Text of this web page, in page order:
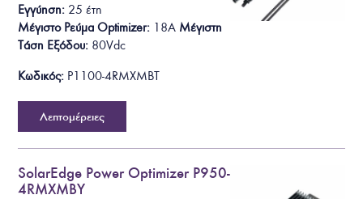
Εγγύηση: 25 έτη
Μέγιστο Ρεύμα Optimizer: 18A Μέγιστη
Τάση Εξόδου: 80Vdc
Κωδικός: P1100-4RMXMBT
Λεπτομέρειες
SolarEdge Power Optimizer P950-
4RMXMBY